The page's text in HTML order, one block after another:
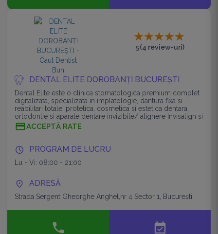
5(4 review-uri)
DENTAL ELITE DOROBANȚI BUCUREȘTI
Dental Elite este o clinica stomatologica premium complet
digitalizata, specializata in implatologie, dantura fixa si
reabilitari totale, protetica, cosmetica si estetica dentara,
ortodontie si aparate dentare invizibile/ alignere Invisalign si
SparkACCEPTĂ RATE
PROGRAM DE LUCRU
Lu - Vi: 08:00 - 21:00
ADRESĂ
Strada Sergent Gheorghe Anghel,nr 4 Sector 1, București
event_available